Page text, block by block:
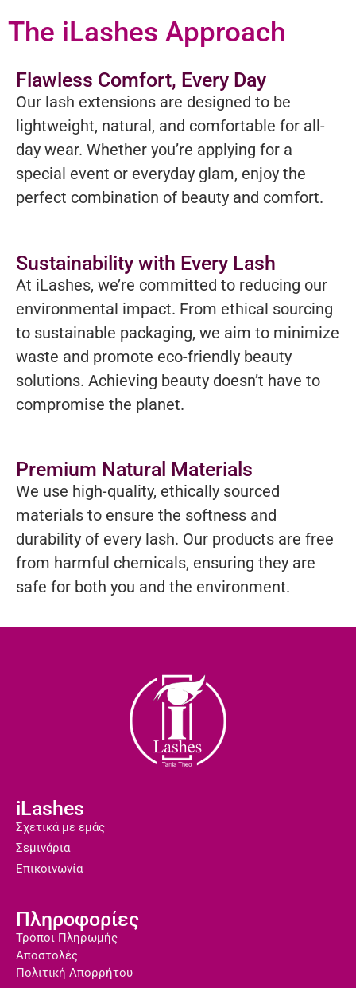
The iLashes Approach
Flawless Comfort, Every Day
Our lash extensions are designed to be
lightweight, natural, and comfortable for all-
day wear. Whether you’re applying for a
special event or everyday glam, enjoy the
perfect combination of beauty and comfort.
Sustainability with Every Lash
At iLashes, we’re committed to reducing our
environmental impact. From ethical sourcing
to sustainable packaging, we aim to minimize
waste and promote eco-friendly beauty
solutions. Achieving beauty doesn’t have to
compromise the planet.
Premium Natural Materials
We use high-quality, ethically sourced
materials to ensure the softness and
durability of every lash. Our products are free
from harmful chemicals, ensuring they are
safe for both you and the environment.
iLashes
Σχετικά με εμάς
Σεμινάρια
Επικοινωνία
Πληροφορίες
Τρόποι Πληρωμής
Αποστολές
Πολιτική Απορρήτου